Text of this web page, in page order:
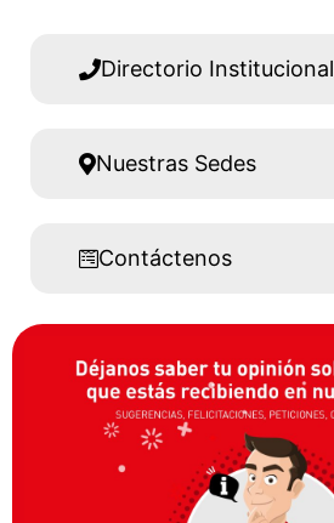
Directorio Institucional
Nuestras Sedes
Contáctenos